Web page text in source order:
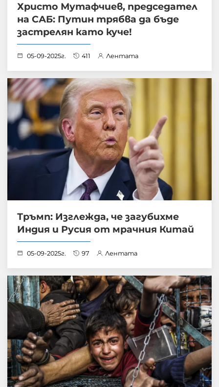
Христо Мутафчиев, председател
на САБ: Путин трябва да бъде
застрелян като куче!
05-09-2025г. 411 Лентата
Тръмп: Изглежда, че загубихме
Индия и Русия от мрачния Китай
05-09-2025г. 97 Лентата